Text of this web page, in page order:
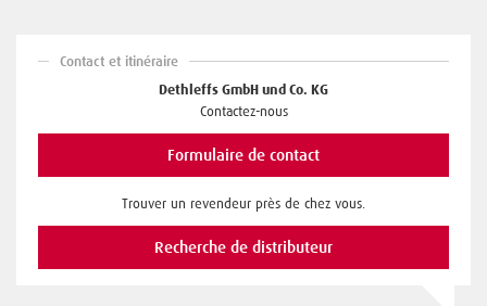
Contact et itinéraire
Dethleffs GmbH und Co. KG
Contactez-nous
Formulaire de contact
Trouver un revendeur près de chez vous.
Recherche de distributeur